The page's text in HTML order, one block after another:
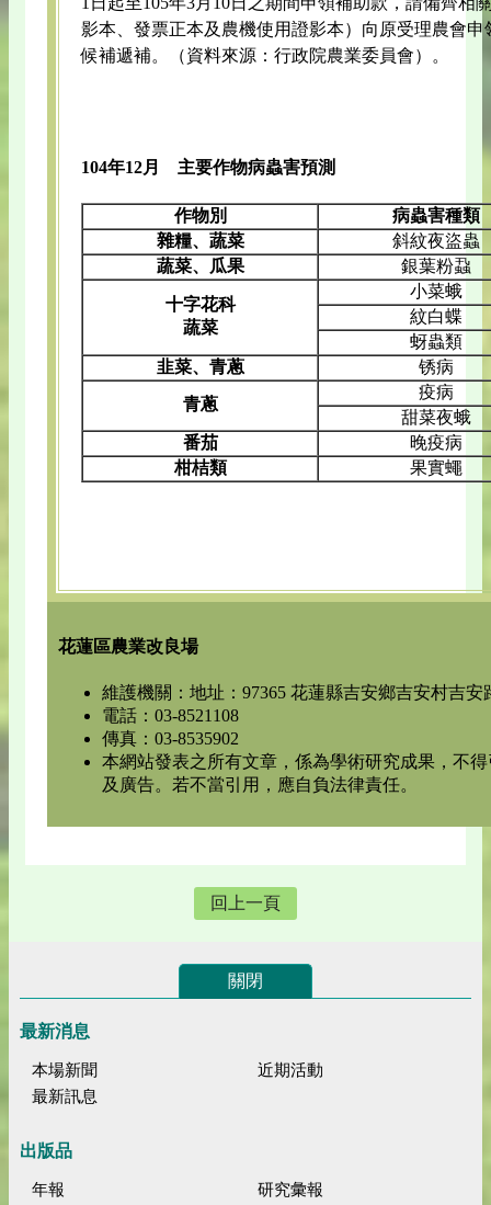
影本、發票正本及農機使用證影本）向原受理農會
候補遞補。（資料來源：行政院農業委員會）。
104年12月 主要作物病蟲害預測
作物別
病蟲害種類
雜糧、蔬菜
斜紋夜盜蟲
蔬菜、瓜果
銀葉粉蝨
十字花科
蔬菜
小菜蛾
紋白蝶
蚜蟲類
韭菜、青蔥
锈病
青蔥
疫病
甜菜夜蛾
番茄
晚疫病
柑桔類
果實蠅
花蓮區農業改良場
維護機關：地址：97365 花蓮縣吉安鄉吉安村吉安
電話：03-8521108
傳真：03-8535902
本網站發表之所有文章，係為學術研究成果，不
及廣告。若不當引用，應自負法律責任。
回上一頁
關閉
最新消息
本場新聞
近期活動
最新訊息
出版品
年報
研究彙報